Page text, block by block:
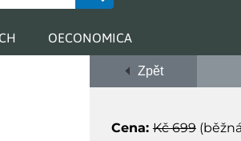
OECONOMICA
Zpět
Cena:Kč 699